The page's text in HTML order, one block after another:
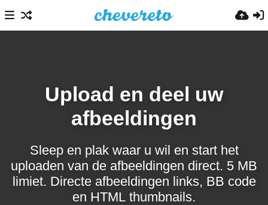
Upload en deel uw
afbeeldingen
Sleep en plak waar u wil en start het
uploaden van de afbeeldingen direct. 5 MB
limiet. Directe afbeeldingen links, BB code
en HTML thumbnails.